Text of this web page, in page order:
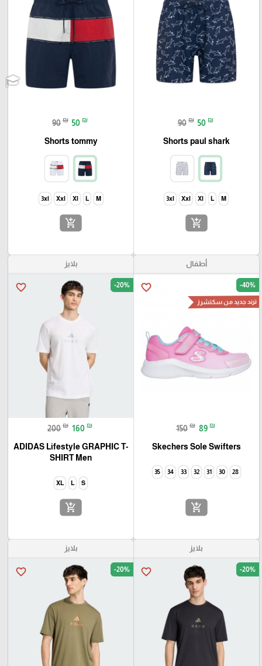
90 ₪ 50 ₪
Shorts paul shark
M
L
Xl
Xxl
3xl
add_shopping_cart
90 ₪ 50 ₪
Shorts tommy
M
L
Xl
Xxl
3xl
add_shopping_cart
أطفال
favorite_border -40%
ترند جديد من سكتشرز
150 ₪ 89 ₪
Skechers Sole Swifters
28
30
31
32
33
34
35
add_shopping_cart
بلايز
favorite_border -20%
200 ₪ 160 ₪
ADIDAS Lifestyle GRAPHIC T-
SHIRT Men
S
L
XL
add_shopping_cart
بلايز
favorite_border -20%
بلايز
favorite_border -20%